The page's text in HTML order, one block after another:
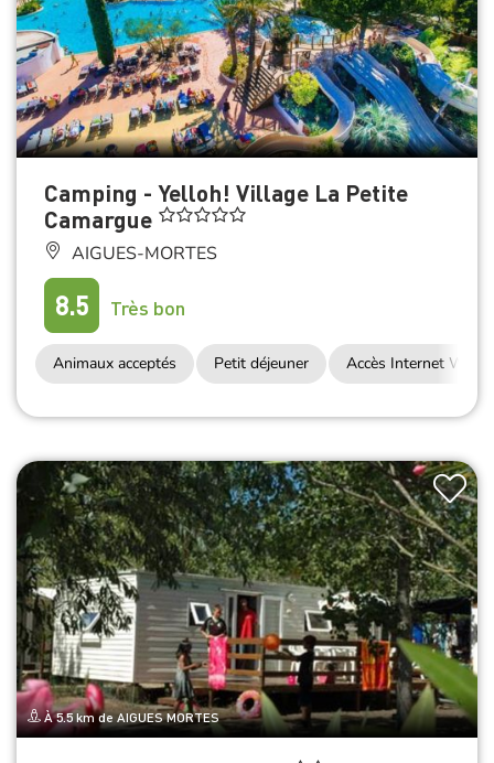
Camping - Yelloh! Village La Petite
Camargue
AIGUES-MORTES
8.5 Très bon
Animaux acceptés Petit déjeuner Accès Internet Wifi
À 5.5 km de AIGUES MORTES